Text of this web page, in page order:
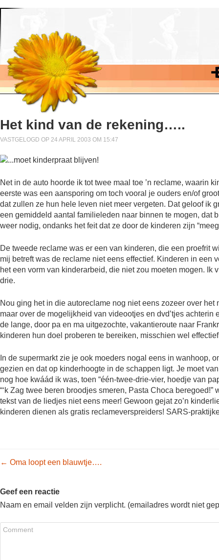
Het kind van de rekening…..
VASTGELOGD OP 24 APRIL 2003 OM 15:47
Net in de auto hoorde ik tot twee maal toe ’n reclame, waarin
eerste was een aansporing om toch vooral je ouders en/of
dat zullen ze hun hele leven niet meer vergeten. Dat geloof ik
een gemiddeld aantal familieleden naar binnen te mogen, dat
weer nodig, ondanks het feit dat ze door de kinderen zijn
De tweede reclame was er een van kinderen, die een proefrit
mij betreft was de reclame niet eens effectief. Kinderen in een
het een vorm van kinderarbeid, die niet zou moeten mogen. Ik
drie.
Nou ging het in die autoreclame nog niet eens zozeer over
maar over de mogelijkheid van videootjes en dvd’tjes
de lange, door pa en ma uitgezochte, vakantieroute naar
kinderen hun doel proberen te bereiken, misschien wel
In de supermarkt zie je ook moeders nogal eens in wanhoop,
gezien en dat op kinderhoogte in de schappen ligt. Je moet
nog hoe kwáád ik was, toen “één-twee-drie-vier, hoedje van
“‘k Zag twee beren broodjes smeren, Pasta Choca
tekst van de liedjes niet eens meer! Gewoon gejat zo’n
kinderen dienen als gratis reclameverspreiders! SARS-
Post navigation
← Oma loopt een blauwtje….
Geef een reactie
Naam en email velden zijn verplicht. (emailadres wordt niet